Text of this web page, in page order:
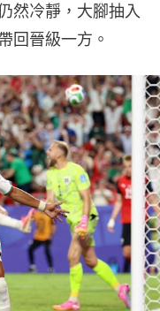
然冷靜，大腳抽入
回晉級一方。